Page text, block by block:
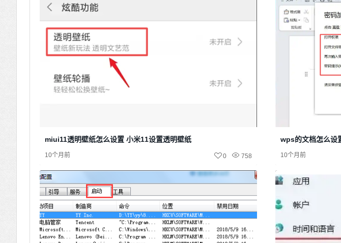
miui11透明壁纸怎么设置 小米11设置透明壁纸
10个月前 758
0
wps的文档怎么设
10个月前